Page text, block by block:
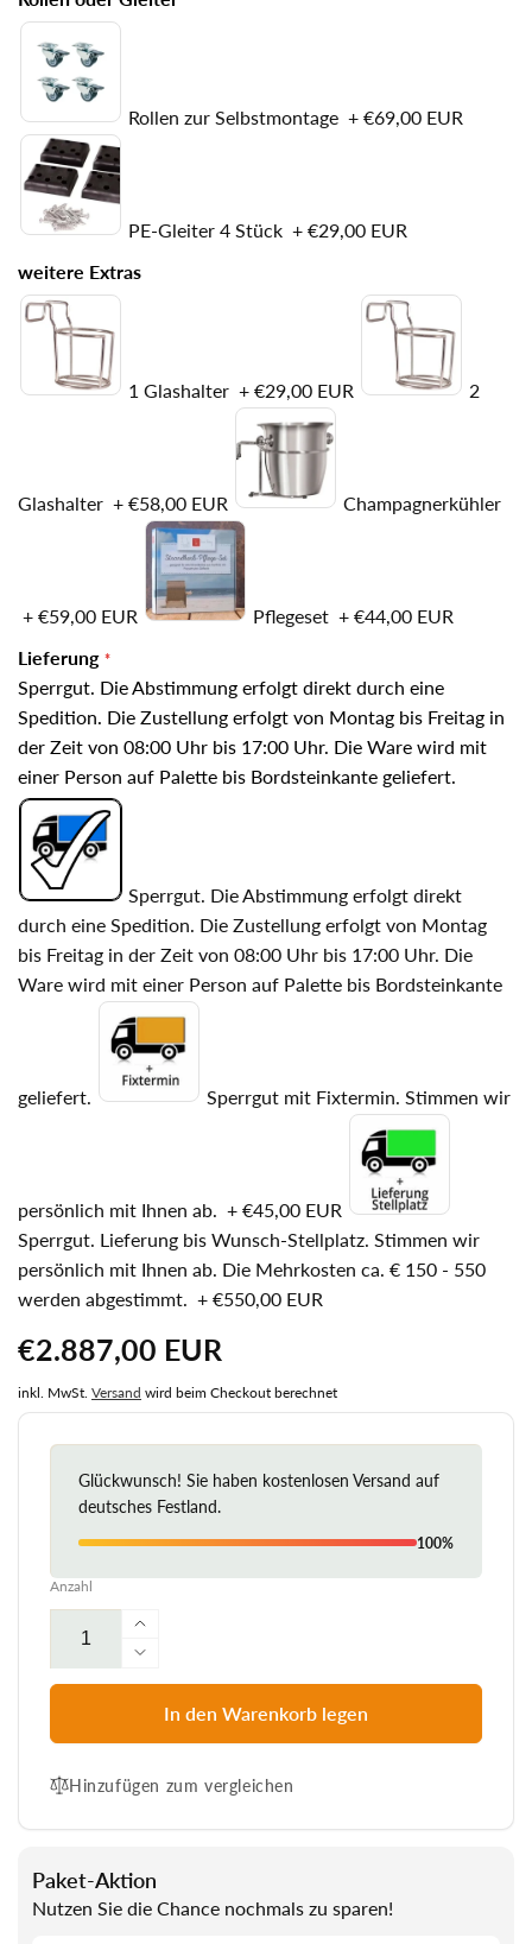
Rollen zur Selbstmontage + €69,00 EUR
PE-Gleiter 4 Stück + €29,00 EUR
weitere Extras
1 Glashalter + €29,00 EUR 2
Glashalter + €58,00 EUR Champagnerkühler
+ €59,00 EUR Pflegeset + €44,00 EUR
Lieferung
Sperrgut. Die Abstimmung erfolgt direkt durch eine
Spedition. Die Zustellung erfolgt von Montag bis Freitag in
der Zeit von 08:00 Uhr bis 17:00 Uhr. Die Ware wird mit
einer Person auf Palette bis Bordsteinkante geliefert.
Sperrgut. Die Abstimmung erfolgt direkt
durch eine Spedition. Die Zustellung erfolgt von Montag
bis Freitag in der Zeit von 08:00 Uhr bis 17:00 Uhr. Die
Ware wird mit einer Person auf Palette bis Bordsteinkante
geliefert. Sperrgut mit Fixtermin. Stimmen wir
persönlich mit Ihnen ab. + €45,00 EUR
Sperrgut. Lieferung bis Wunsch-Stellplatz. Stimmen wir
persönlich mit Ihnen ab. Die Mehrkosten ca. € 150 - 550
werden abgestimmt. + €550,00 EUR
Normaler
Preis
€2.887,00 EUR
inkl. MwSt. Versand wird beim Checkout berechnet
Glückwunsch! Sie haben kostenlosen Versand auf
deutsches Festland.
100%
Anzahl
Erhöhe
die
Menge
Deko
Bullaugen
PE
Grey
Verringere
die
Menge
für
Mr.
Schillig
Teak
PE
In den Warenkorb legen
Hinzufügen zum vergleichen
Paket-Aktion
Nutzen Sie die Chance nochmals zu sparen!